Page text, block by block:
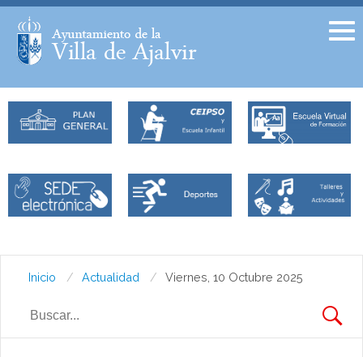
Facebook
Inicio Actualidad Viernes, 10 Octubre 2025